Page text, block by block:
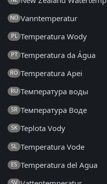
NO Vanntemperatur
PL Temperatura Wody
PT Temperatura da Água
RO Temperatura Apei
RU Температура воды
SR Температура Воде
SK Teplota Vody
SL Temperatura Vode
ES Temperatura del Agua
SV